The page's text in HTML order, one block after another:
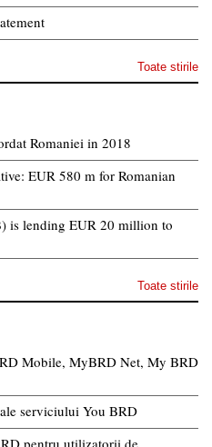
Toate stirile
Romaniei in 2018
EUR 580 m for Romanian
is lending EUR 20 million to
Toate stirile
Mobile, MyBRD Net, My BRD
serviciului You BRD